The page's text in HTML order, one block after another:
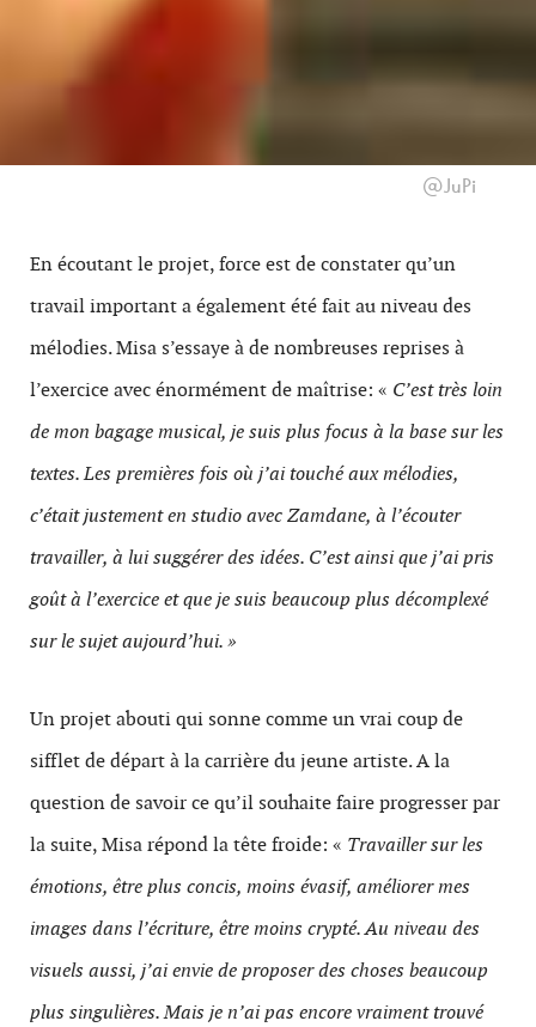
@JuPi
En écoutant le projet, force est de constater qu’un
travail important a également été fait au niveau des
mélodies. Misa s’essaye à de nombreuses reprises à
l’exercice avec énormément de maîtrise: « C’est très loin
de mon bagage musical, je suis plus focus à la base sur les
textes. Les premières fois où j’ai touché aux mélodies,
c’était justement en studio avec Zamdane, à l’écouter
travailler, à lui suggérer des idées. C’est ainsi que j’ai pris
goût à l’exercice et que je suis beaucoup plus décomplexé
sur le sujet aujourd’hui. »
Un projet abouti qui sonne comme un vrai coup de
sifflet de départ à la carrière du jeune artiste. A la
question de savoir ce qu’il souhaite faire progresser par
la suite, Misa répond la tête froide: « Travailler sur les
émotions, être plus concis, moins évasif, améliorer mes
images dans l’écriture, être moins crypté. Au niveau des
visuels aussi, j’ai envie de proposer des choses beaucoup
plus singulières. Mais je n’ai pas encore vraiment trouvé